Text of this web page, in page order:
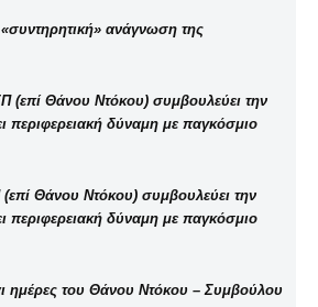
ανάγνωση της
(επί Θάνου Ντόκου) συμβουλεύει την
περιφερειακή δύναμη με παγκόσμιο
Θάνου Ντόκου) συμβουλεύει την
περιφερειακή δύναμη με παγκόσμιο
ημέρες του Θάνου Ντόκου – Συμβούλου